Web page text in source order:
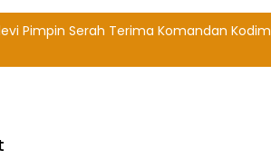
Pimpin Serah Terima Komandan Kodim